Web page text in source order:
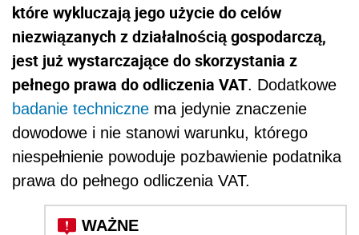
które wykluczają jego użycie do celów
niezwiązanych z działalnością gospodarczą,
jest już wystarczające do skorzystania z
pełnego prawa do odliczenia VAT. Dodatkowe
badanie techniczne ma jedynie znaczenie
dowodowe i nie stanowi warunku, którego
niespełnienie powoduje pozbawienie podatnika
prawa do pełnego odliczenia VAT.